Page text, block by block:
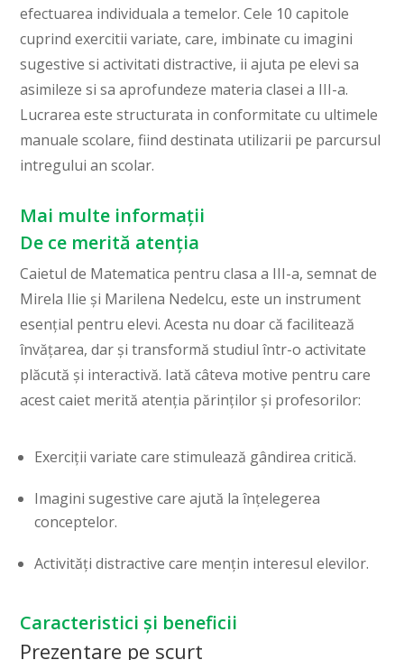
efectuarea individuala a temelor. Cele 10 capitole
cuprind exercitii variate, care, imbinate cu imagini
sugestive si activitati distractive, ii ajuta pe elevi sa
asimileze si sa aprofundeze materia clasei a III-a.
Lucrarea este structurata in conformitate cu ultimele
manuale scolare, fiind destinata utilizarii pe parcursul
intregului an scolar.
Mai multe informații
De ce merită atenția
Caietul de Matematica pentru clasa a III-a, semnat de
Mirela Ilie și Marilena Nedelcu, este un instrument
esențial pentru elevi. Acesta nu doar că facilitează
învățarea, dar și transformă studiul într-o activitate
plăcută și interactivă. Iată câteva motive pentru care
acest caiet merită atenția părinților și profesorilor:
Exerciții variate care stimulează gândirea critică.
Imagini sugestive care ajută la înțelegerea
conceptelor.
Activități distractive care mențin interesul elevilor.
Caracteristici și beneficii
Prezentare pe scurt